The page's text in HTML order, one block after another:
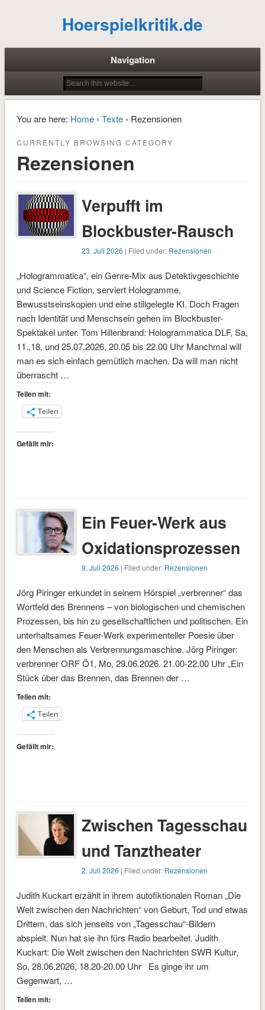
Hoerspielkritik.de
Navigation
You are here: Home› Texte› Rezensionen
CURRENTLY BROWSING CATEGORY
Rezensionen
Verpufft im
Blockbuster-Rausch
23. Juli 2026 | Filed under: Rezensionen
„Hologrammatica“, ein Genre-Mix aus Detektivgeschichte
und Science Fiction, serviert Hologramme,
Bewusstseinskopien und eine stillgelegte KI. Doch Fragen
nach Identität und Menschsein gehen im Blockbuster-
Spektakel unter. Tom Hillenbrand: Hologrammatica DLF, Sa,
11.,18, und 25.07.2026, 20.05 bis 22.00 Uhr Manchmal will
man es sich einfach gemütlich machen. Da will man nicht
überrascht …
Teilen mit:
Teilen
Gefällt mir:
Ein Feuer-Werk aus
Oxidationsprozessen
9. Juli 2026 | Filed under: Rezensionen
Jörg Piringer erkundet in seinem Hörspiel „verbrenner“ das
Wortfeld des Brennens – von biologischen und chemischen
Prozessen, bis hin zu gesellschaftlichen und politischen. Ein
unterhaltsames Feuer-Werk experimenteller Poesie über
den Menschen als Verbrennungsmaschine. Jörg Piringer:
verbrenner ORF Ö1, Mo, 29.06.2026. 21.00-22.00 Uhr „Ein
Stück über das Brennen, das Brennen der …
Teilen mit:
Teilen
Gefällt mir:
Zwischen Tagesschau
und Tanztheater
2. Juli 2026 | Filed under: Rezensionen
Judith Kuckart erzählt in ihrem autofiktionalen Roman „Die
Welt zwischen den Nachrichten“ von Geburt, Tod und etwas
Drittem, das sich jenseits von „Tagesschau“-Bildern
abspielt. Nun hat sie ihn fürs Radio bearbeitet. Judith
Kuckart: Die Welt zwischen den Nachrichten SWR Kultur,
So, 28.06.2026, 18.20-20.00 Uhr Es ginge ihr um
Gegenwart, …
Teilen mit: